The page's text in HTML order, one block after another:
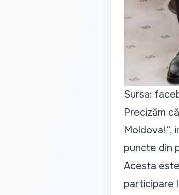
Sursa:
Precizăm
Moldova!”,
puncte din
Acesta
participare